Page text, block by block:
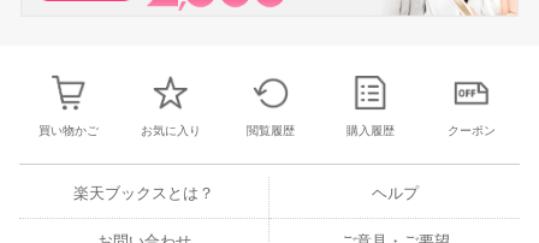
買い物かご お気に入り 閲覧履歴 購入履歴 クーポン
楽天ブックスとは？ ヘルプ